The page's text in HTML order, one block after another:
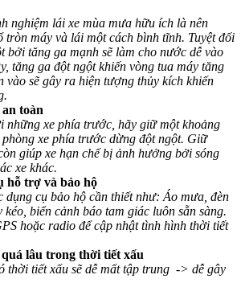
nghiệm lái xe mùa mưa hữu ích là nên
tròn máy và lái một cách bình tĩnh. Tuyệt đối
bởi tăng ga mạnh sẽ làm cho nước dễ vào
tăng ga đột ngột khiến vòng tua máy tăng
vào sẽ gây ra hiện tượng thủy kích khiến
toàn
xe phía trước, hãy giữ một khoảng
xe phía trước dừng đột ngột. Giữ
giúp xe hạn chế bị ảnh hưởng bởi sóng
xe khác.
hỗ trợ và bảo hộ
dụng cụ bảo hộ cần thiết như: Áo mưa, đèn
biển cảnh báo tam giác luôn sẵn sàng.
hoặc radio để cập nhật tình hình thời tiết
lâu trong thời tiết xấu
thời tiết xấu sẽ dễ mất tập trung -> dễ gây